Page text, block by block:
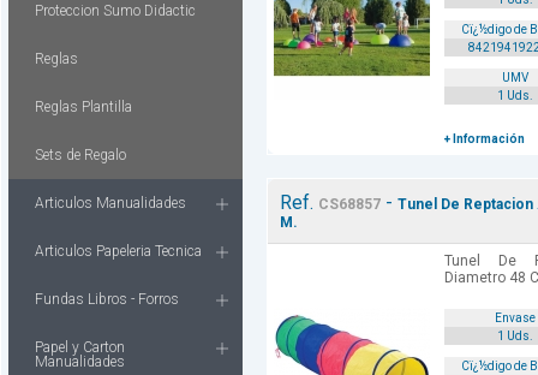
Proteccion Sumo Didactic
Reglas
Reglas Plantilla
Sets de Regalo
Articulos Manualidades
Articulos Papeleria Tecnica
Fundas Libros - Forros
Papel y Carton
Manualidades
Cï¿½digo de
UMV
1 Uds.
+ Información
Ref. CS68857 - Tunel De Reptacion
M.
Tunel De
Diametro 48
Envase
1 Uds.
Cï¿½digo de